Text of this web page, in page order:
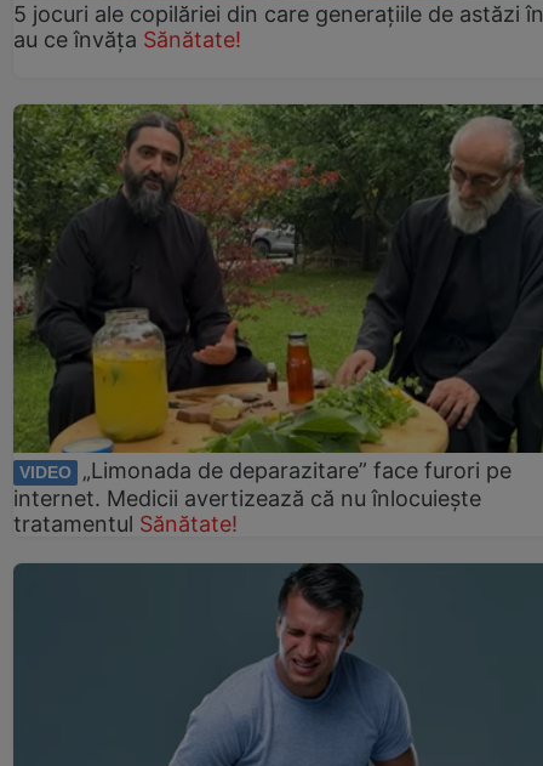
5 jocuri ale copilăriei din care generațiile de astăzi
au ce învăța Sănătate!
VIDEO
„Limonada de deparazitare” face furori pe
internet. Medicii avertizează că nu înlocuiește
tratamentul Sănătate!